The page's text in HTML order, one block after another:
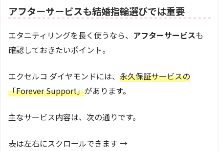
アフターサービスも結婚指輪選びでは重要
エタニティリングを長く使うなら、 アフターサービスも
確認しておきたいポイント。
エクセルコ ダイヤモンドには、 永久保証サービスの
「Forever Support」があります。
主なサービス内容は、次の通りです。
表は左右にスクロールできます →